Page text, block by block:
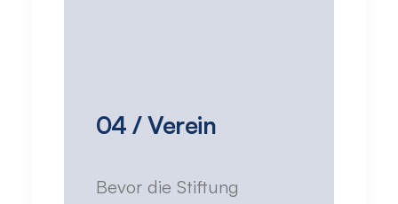
04 / Verein
Bevor die Stiftung